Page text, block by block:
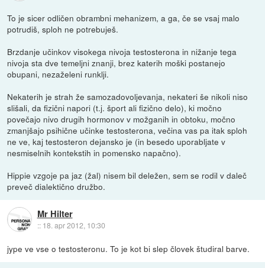
To je sicer odličen obrambni mehanizem, a ga, če se vsaj malo
potrudiš, sploh ne potrebuješ.
Brzdanje učinkov visokega nivoja testosterona in nižanje tega
nivoja sta dve temeljni znanji, brez katerih moški postanejo
obupani, nezaželeni runklji.
Nekaterih je strah že samozadovoljevanja, nekateri še nikoli niso
slišali, da fizični napori (t.j. šport ali fizično delo), ki močno
povečajo nivo drugih hormonov v možganih in obtoku, močno
zmanjšajo psihične učinke testosterona, večina vas pa itak sploh
ne ve, kaj testosteron dejansko je (in besedo uporabljate v
nesmiselnih kontekstih in pomensko napačno).
Hippie vzgoje pa jaz (žal) nisem bil deležen, sem se rodil v daleč
preveč dialektično družbo.
Mr Hilter
:: 18. apr 2012, 10:30
jype ve vse o testosteronu. To je kot bi slep človek študiral barve.